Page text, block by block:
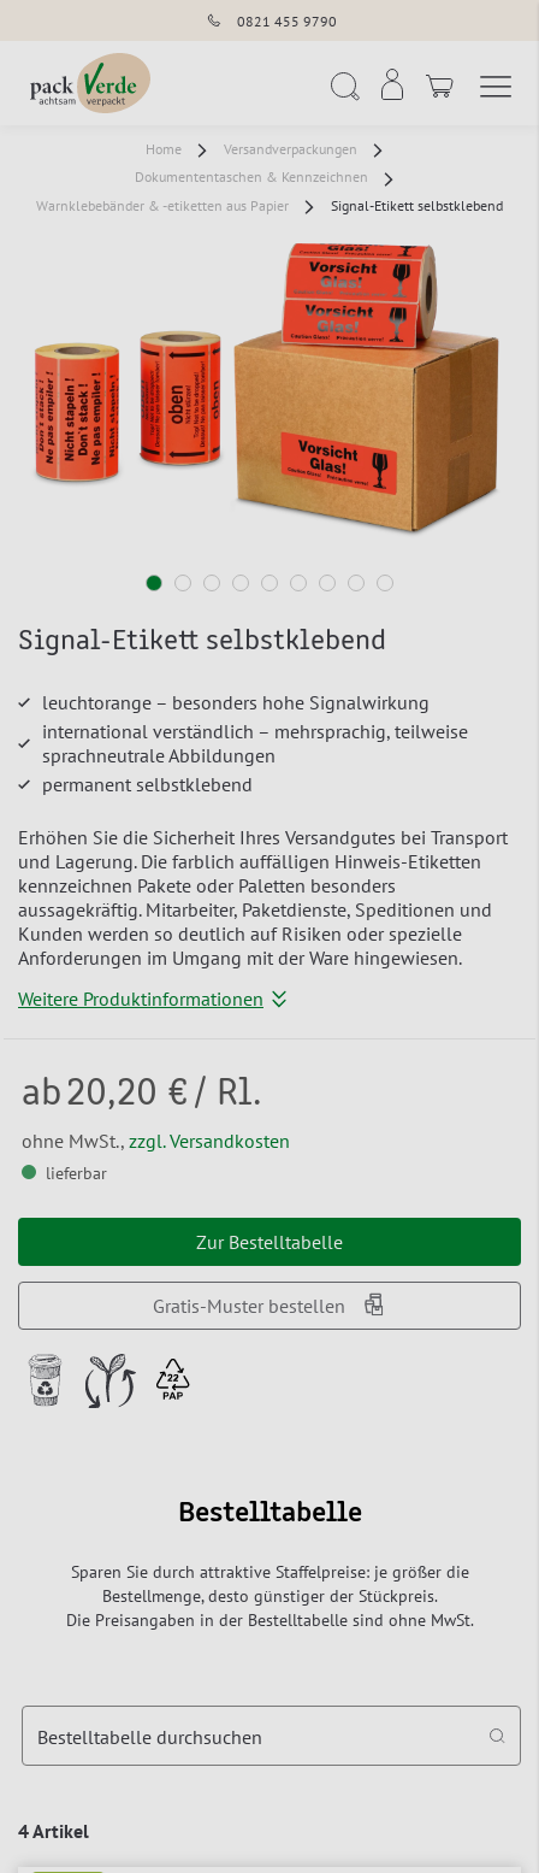
0821 455 9790
Home
Versandverpackungen
Dokumententaschen & Kennzeichnen
Warnklebebänder & -etiketten aus Papier
Signal-Etikett selbstklebend
Signal-Etikett selbstklebend
leuchtorange – besonders hohe Signalwirkung
international verständlich – mehrsprachig, teilweise
sprachneutrale Abbildungen
permanent selbstklebend
Erhöhen Sie die Sicherheit Ihres Versandgutes bei Transport
und Lagerung. Die farblich auffälligen Hinweis-Etiketten
kennzeichnen Pakete oder Paletten besonders
aussagekräftig. Mitarbeiter, Paketdienste, Speditionen und
Kunden werden so deutlich auf Risiken oder spezielle
Anforderungen im Umgang mit der Ware hingewiesen.
Weitere Produktinformationen
ab20,20 € / Rl.
ohne MwSt., zzgl. Versandkosten
lieferbar
Zur Bestelltabelle
Gratis-Muster bestellen
Bestelltabelle
Sparen Sie durch attraktive Staffelpreise: je größer die
Bestellmenge, desto günstiger der Stückpreis.
Die Preisangaben in der Bestelltabelle sind ohne MwSt.
4 Artikel
Bestelltabelle durchsuchen